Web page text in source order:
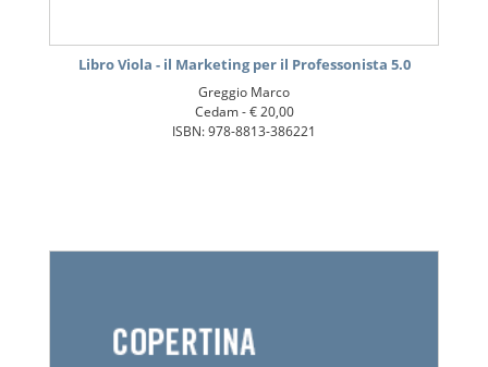
Libro Viola - il Marketing per il Professonista 5.0
Greggio Marco
Cedam -€ 20,00
ISBN: 978-8813-386221